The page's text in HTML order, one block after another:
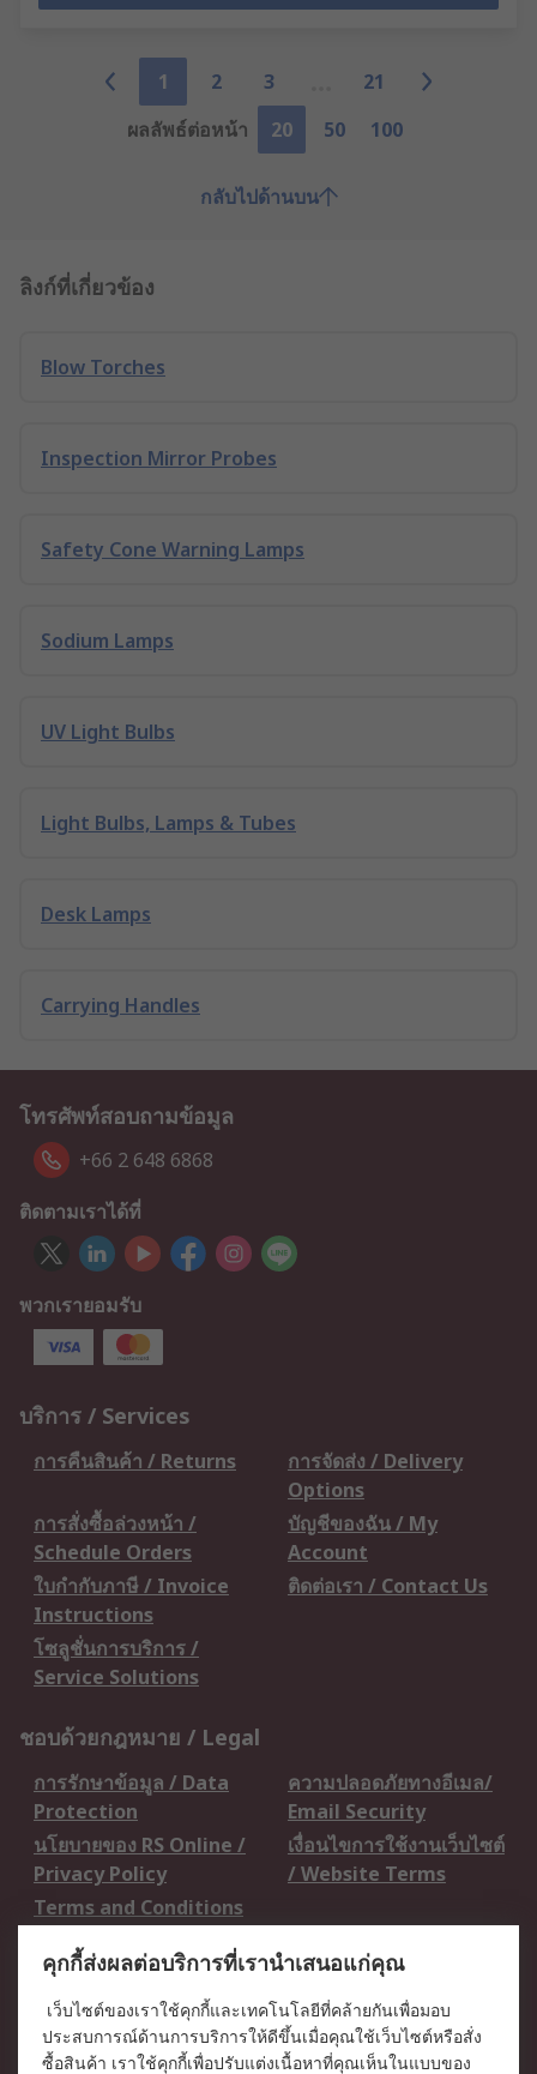
1 2 3
21
ผลลัพธ์ต่อหน้า
20 50 100
กลับไปด้านบน
ลิงก์ที่เกี่ยวข้อง
Blow Torches
Inspection Mirror Probes
Safety Cone Warning Lamps
Sodium Lamps
UV Light Bulbs
Light Bulbs, Lamps & Tubes
Desk Lamps
Carrying Handles
โทรศัพท์สอบถามข้อมูล
+66 2 648 6868
ติดตามเราได้ที่
พวกเรายอมรับ
บริการ / Services
การคืนสินค้า / Returns
การจัดส่ง / Delivery
Options
การสั่งซื้อล่วงหน้า /
Schedule Orders
บัญชีของฉัน / My
Account
ใบกำกับภาษี / Invoice
Instructions
ติดต่อเรา / Contact Us
โซลูชั่นการบริการ /
Service Solutions
ชอบด้วยกฎหมาย / Legal
การรักษาข้อมูล / Data
Protection
ความปลอดภัยทางอีเมล/
Email Security
นโยบายของ RS Online /
Privacy Policy
เงื่อนไขการใช้งานเว็บไซต์
/ Website Terms
Terms and Conditions
เกี่ยวกับ RS / About RS
RS ทั่วโลก / RS
ข่าวประชาสัมพันธ์ / Press
คุกกี้ส่งผลต่อบริการที่เรานำเสนอแก่คุณ
เว็บไซต์ของเราใช้คุกกี้และเทคโนโลยีที่คล้ายกันเพื่อมอบ
ประสบการณ์ด้านการบริการให้ดีขึ้นเมื่อคุณใช้เว็บไซต์หรือสั่ง
ซื้อสินค้า เราใช้คุกกี้เพื่อปรับแต่งเนื้อหาที่คุณเห็นในแบบของ